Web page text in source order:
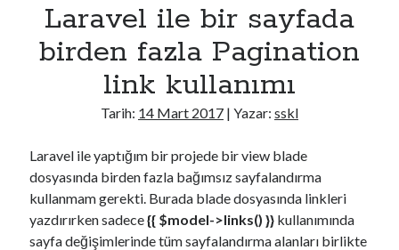
n
ü
PHP(3)
Kriptoloji(7)
Oracle Solaris(1)
Laravel ile bir sayfada
birden fazla Pagination
link kullanımı
Tarih: 14 Mart 2017 | Yazar: sskl
Laravel ile yaptığım bir projede bir view blade
dosyasında birden fazla bağımsız sayfalandırma
kullanmam gerekti. Burada blade dosyasında linkleri
yazdırırken sadece{{ $model->links() }} kullanımında
sayfa değişimlerinde tüm sayfalandırma alanları birlikte